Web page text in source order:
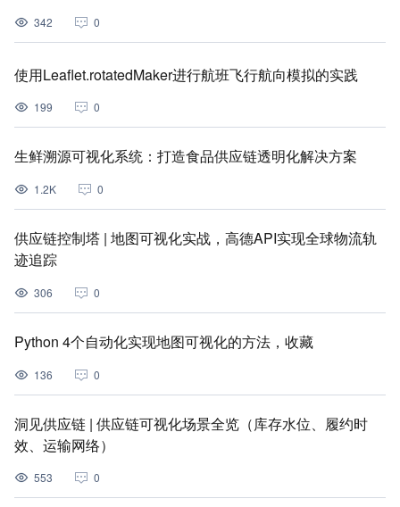
342 0
使用Leaflet.rotatedMaker进行航班飞行航向模拟的实践
199 0
生鲜溯源可视化系统：打造食品供应链透明化解决方案
1.2K 0
供应链控制塔 | 地图可视化实战，高德API实现全球物流轨
迹追踪
306 0
Python 4个自动化实现地图可视化的方法，收藏
136 0
洞见供应链 | 供应链可视化场景全览（库存水位、履约时
效、运输网络）
553 0